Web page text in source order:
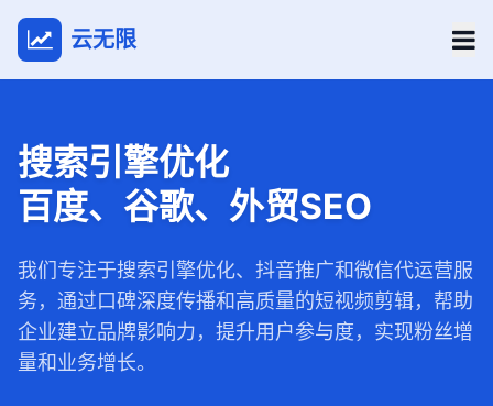
云无限
搜索引擎优化
百度、谷歌、外贸SEO
我们专注于搜索引擎优化、抖音推广和微信代运营服
务，通过口碑深度传播和高质量的短视频剪辑，帮助
企业建立品牌影响力，提升用户参与度，实现粉丝增
量和业务增长。